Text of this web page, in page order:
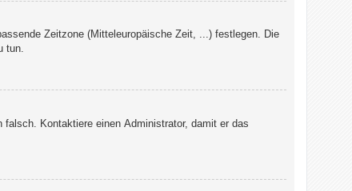
Zeitzone (Mitteleuropäische Zeit, ...) festlegen. Die
tun.
Kontaktiere einen Administrator, damit er das